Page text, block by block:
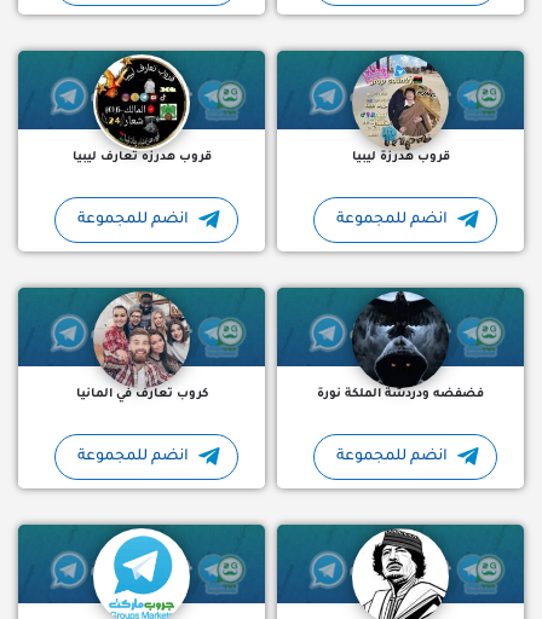
قروب هدرزة ليبيا
انضم للمجموعة
قروب هدرزه تعارف ليبيا
انضم للمجموعة
فضفضه ودردشة الملكة نورة
جروب تلجرام فضفضه ودردشة الملكة نورة ، مجموعة للفضفضة
انضم للمجموعة
كروب تعارف في المانيا
كروب تعارف في المانيا
انضم للمجموعة قروب هدرزه تعارف ليبيا دردشة بالمفيد تعارف تلجرام تعارف شباب